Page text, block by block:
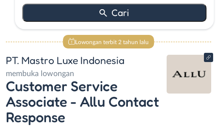
Lowongan terbit 2 tahun lalu
PT. Mastro Luxe Indonesia
membuka lowongan
Customer Service
Associate - Allu Contact
Response